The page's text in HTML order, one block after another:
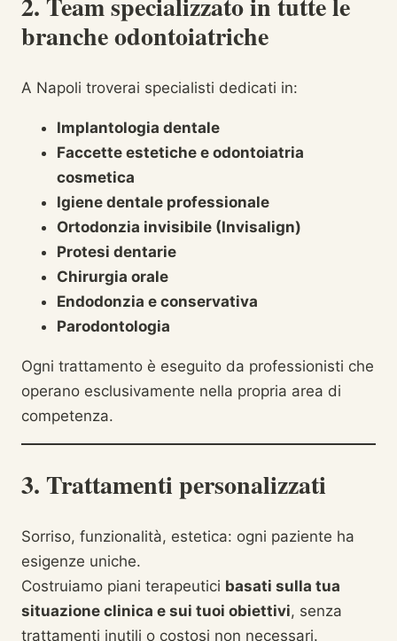
branche odontoiatriche
A Napoli troverai specialisti dedicati in:
Implantologia dentale
Faccette estetiche e odontoiatria
cosmetica
Igiene dentale professionale
Ortodonzia invisibile (Invisalign)
Protesi dentarie
Chirurgia orale
Endodonzia e conservativa
Parodontologia
Ogni trattamento è eseguito da professionisti che
operano esclusivamente nella propria area di
competenza.
3. Trattamenti personalizzati
Sorriso, funzionalità, estetica: ogni paziente ha
esigenze uniche.
Costruiamo piani terapeutici basati sulla tua
situazione clinica e sui tuoi obiettivi, senza
trattamenti inutili o costosi non necessari.